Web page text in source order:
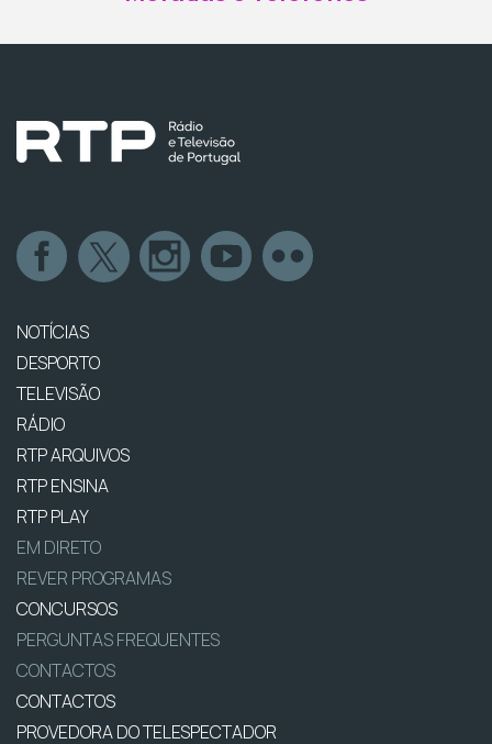
NOTÍCIAS
DESPORTO
TELEVISÃO
RÁDIO
RTP ARQUIVOS
RTP ENSINA
RTP PLAY
EM DIRETO
REVER PROGRAMAS
CONCURSOS
PERGUNTAS FREQUENTES
CONTACTOS
CONTACTOS
PROVEDORA DO TELESPECTADOR